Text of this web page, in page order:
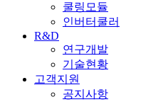
쿨링모듈
인버터쿨러
R&D
연구개발
기술현황
고객지원
공지사항